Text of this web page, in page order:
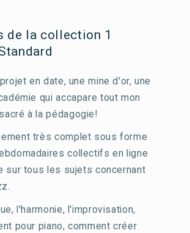
de la collection 1
en date, une mine d'or, une
qui accapare tout mon
à la pédagogie!
très complet sous forme
collectifs en ligne
sur tous les sujets concernant
l'harmonie, l'improvisation,
pour piano, comment créer